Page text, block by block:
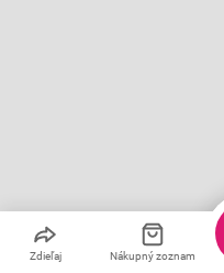
Zdieľaj Nákupný zoznam